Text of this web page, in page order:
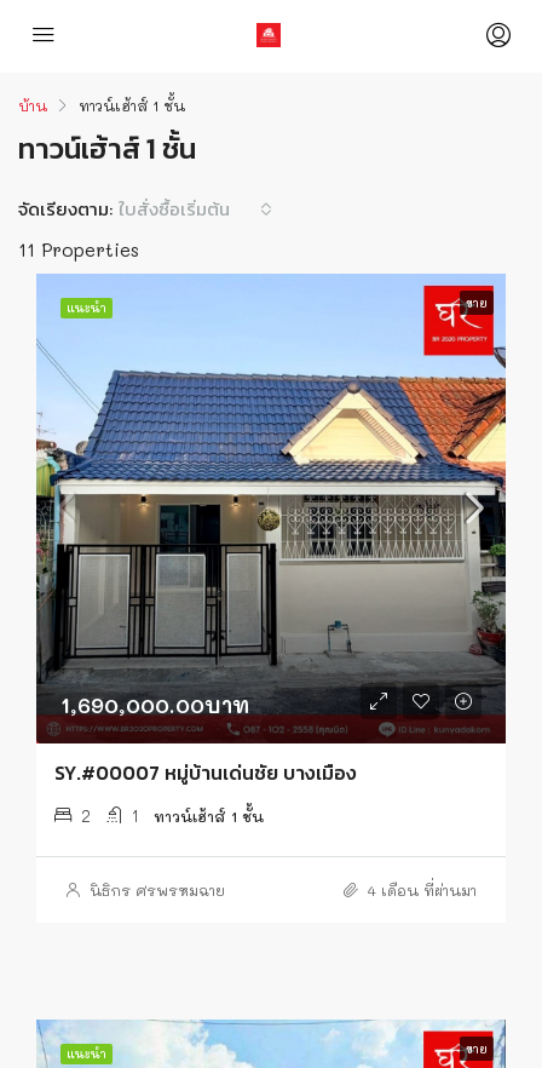
บ้าน ทาวน์เฮ้าส์ 1 ชั้น
ทาวน์เฮ้าส์ 1 ชั้น
11 Properties
จัดเรียงตาม: ใบสั่งซื้อเริ่มต้น
แนะนำ ขาย
1,690,000.00บาท
SY.#00007 หมู่บ้านเด่นชัย บางเมือง
2 1 ทาวน์เฮ้าส์ 1 ชั้น
นิธิกร ศรพรหมฉาย 4 เดือน ที่ผ่านมา
แนะนำ ขาย